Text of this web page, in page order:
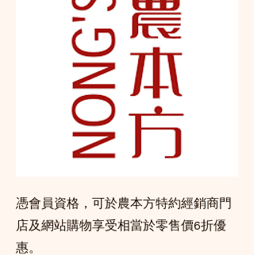
憑會員資格，可於農本方特約經銷商門
店及網站購物享受相當於零售價6折優
惠。